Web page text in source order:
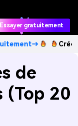
Essayer gratuitement
Créez des
de
(Top 20